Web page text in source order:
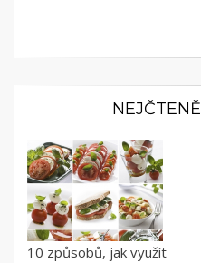
10 způsobů, jak využít